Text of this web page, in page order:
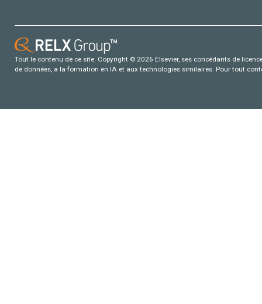
Tout le contenu de ce site: Copyright © 2026 Elsevier, ses concédants de
de données, a la formation en IA et aux technologies similaires. Pour tout